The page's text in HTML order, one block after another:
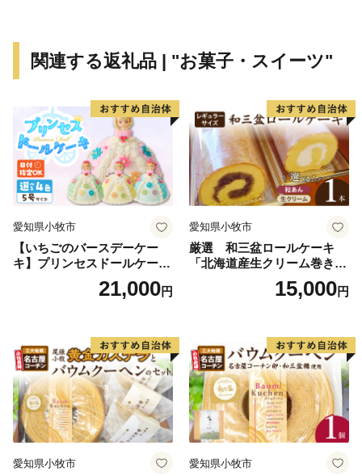
関連する返礼品 | "お菓子・スイーツ"
愛知県小牧市
【いちごのバースデーケー
キ】プリンセスドールケーキ
日時指定可 スイーツ デザー
ト 洋菓子 お取り寄せ 愛知県
デコレーションケーキ ホー
ルケーキ 人形 かわいい こど
も
21,000円
愛知県小牧市
厳選 和三盆ロールケーキ
「北海道産生クリーム巻き」
または「北海道産粒あん巻
き」（サイズ：レギュラー）
凍 愛知県 小牧市 アンプチベ
アやぐま
15,000円
愛知県小牧市 愛知県小牧市